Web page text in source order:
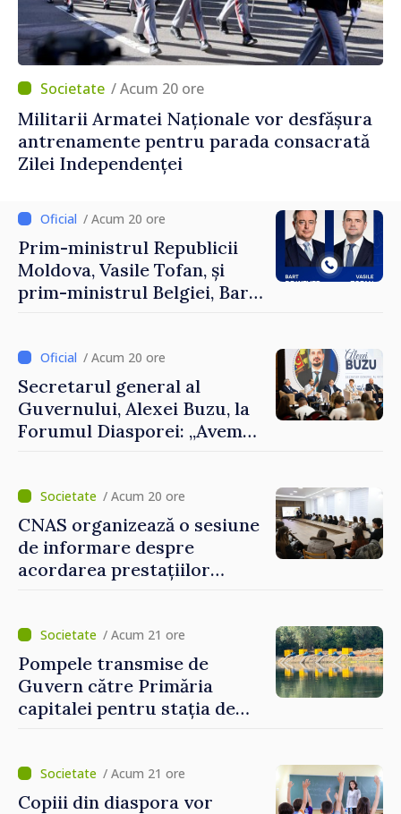
/ Acum 20 ore
Militarii Armatei Naționale vor desfășura
antrenamente pentru parada consacrată
Zilei Independenței
/ Acum 20 ore
Prim-ministrul Republicii
Moldova, Vasile Tofan, și
prim-ministrul Belgiei, Bart
al Republicii Moldova.
/ Acum 20 ore
Secretarul general al
Guvernului, Alexei Buzu, la
Forumul Diasporei: „Avem
construi comunități mai
puternice”
/ Acum 20 ore
CNAS organizează o sesiune
de informare despre
acordarea prestațiilor
invitați să se înscrie la
eveniment
/ Acum 21 ore
Pompele transmise de
Guvern către Primăria
capitalei pentru stația de
puse în funcțiune
/ Acum 21 ore
Copiii din diaspora vor